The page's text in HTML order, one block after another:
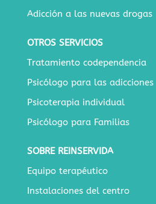
Adicción a las nuevas drogas
OTROS SERVICIOS
Tratamiento codependencia
Psicólogo para las adicciones
Psicoterapia individual
Psicólogo para Familias
SOBRE REINSERVIDA
Equipo terapéutico
Instalaciones del centro